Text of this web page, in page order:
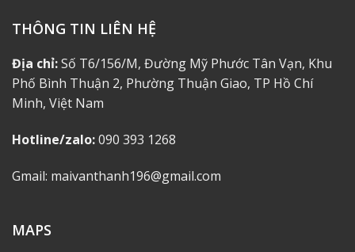
THÔNG TIN LIÊN HỆ
Địa chỉ:Số T6/156/M, Đường Mỹ Phước Tân Vạn, Khu
Phố Bình Thuận 2, Phường Thuận Giao, TP Hồ Chí
Minh, Việt Nam
Hotline/zalo:090 393 1268
Gmail: maivanthanh196@gmail.com
MAPS